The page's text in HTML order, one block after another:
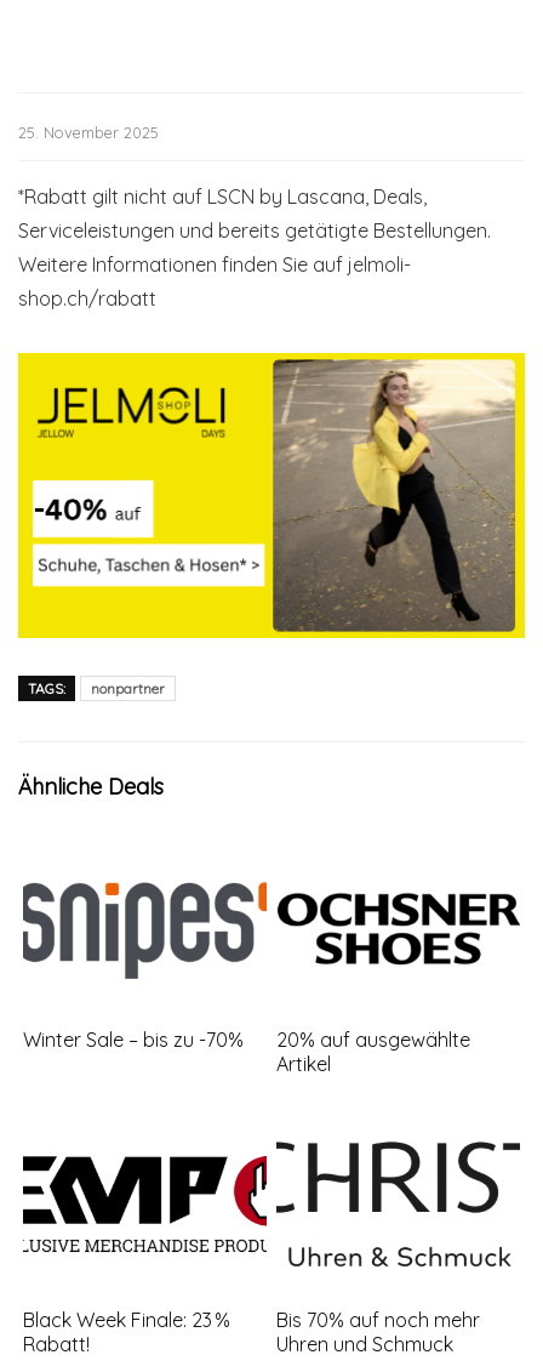
25. November 2025
*Rabatt gilt nicht auf LSCN by Lascana, Deals,
Serviceleistungen und bereits getätigte Bestellungen.
Weitere Informationen finden Sie auf jelmoli-
shop.ch/rabatt
TAGS: nonpartner
Ähnliche Deals
Winter Sale – bis zu -70%
20% auf ausgewählte
Artikel
Black Week Finale: 23 %
Rabatt!
Bis 70% auf noch mehr
Uhren und Schmuck